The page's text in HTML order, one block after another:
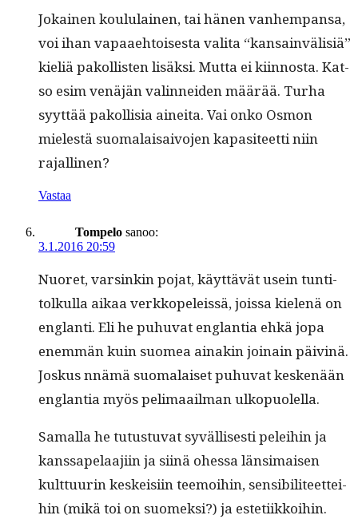
Jokainen koul­u­lainen, tai hänen van­hempansa,
voi ihan vapaae­htois­es­ta vali­ta “kan­sain­välisiä”
kieliä pakol­lis­ten lisäk­si. Mut­ta ei kiin­nos­ta. Kat­
so esim venäjän valin­nei­den määrää. Turha
syyt­tää pakol­lisia ainei­ta. Vai onko Osmon
mielestä suo­ma­lai­saivo­jen kap­a­siteet­ti niin
rajallinen?
Vastaa
Tompelo sanoo:
3.1.2016 20:59
Nuoret, varsinkin pojat, käyt­tävät usein tun­ti­
tolkul­la aikaa verkkopeleis­sä, jois­sa kie­lenä on
englan­ti. Eli he puhu­vat englan­tia ehkä jopa
enem­män kuin suomea ainakin joinain päiv­inä.
Joskus nnämä suo­ma­laiset puhu­vat keskenään
englan­tia myös peli­maail­man ulkopuolella.
Samal­la he tutus­tu­vat syväl­lis­es­ti pelei­hin ja
kanss­apelaa­ji­in ja siinä ohes­sa län­si­maisen
kult­tuurin keskeisi­in teemoi­hin, sen­si­bili­teet­tei­
hin (mikä toi on suomek­si?) ja estetiikkoihin.